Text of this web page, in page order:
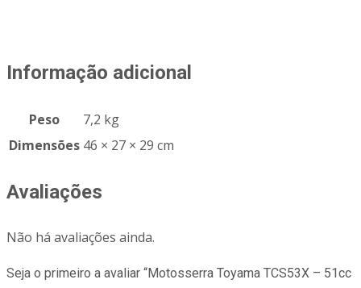
Informação adicional
Peso
7,2 kg
Dimensões 46 × 27 × 29 cm
Avaliações
Não há avaliações ainda.
Seja o primeiro a avaliar “Motosserra Toyama TCS53X – 51cc